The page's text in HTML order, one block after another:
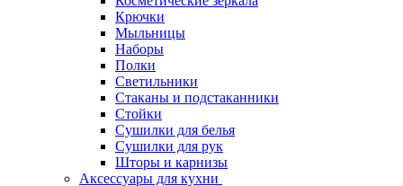
Крючки
Мыльницы
Наборы
Полки
Светильники
Стаканы и подстаканники
Стойки
Сушилки для белья
Сушилки для рук
Шторы и карнизы
Аксессуары для кухни